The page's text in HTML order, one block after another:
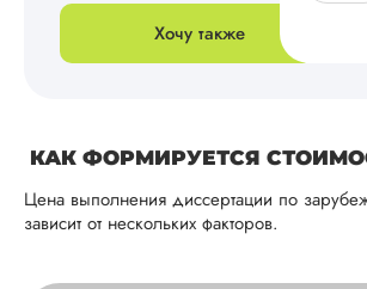
Хочу также
КАК ФОРМИРУЕТСЯ
Цена выполнения диссертации по
зависит от нескольких факторов.